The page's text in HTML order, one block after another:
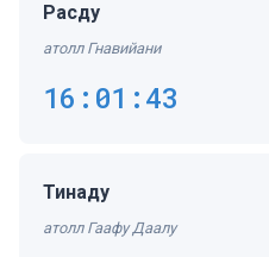
Расду
атолл Гнавийани
16:01:43
Тинаду
атолл Гаафу Даалу